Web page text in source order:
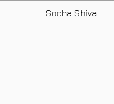
Socha Shiva